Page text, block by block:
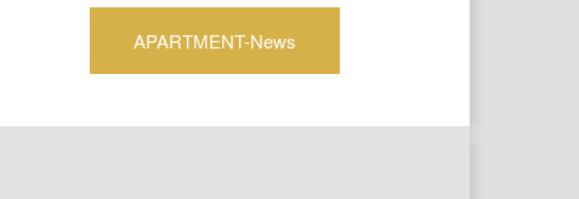
APARTMENT-News